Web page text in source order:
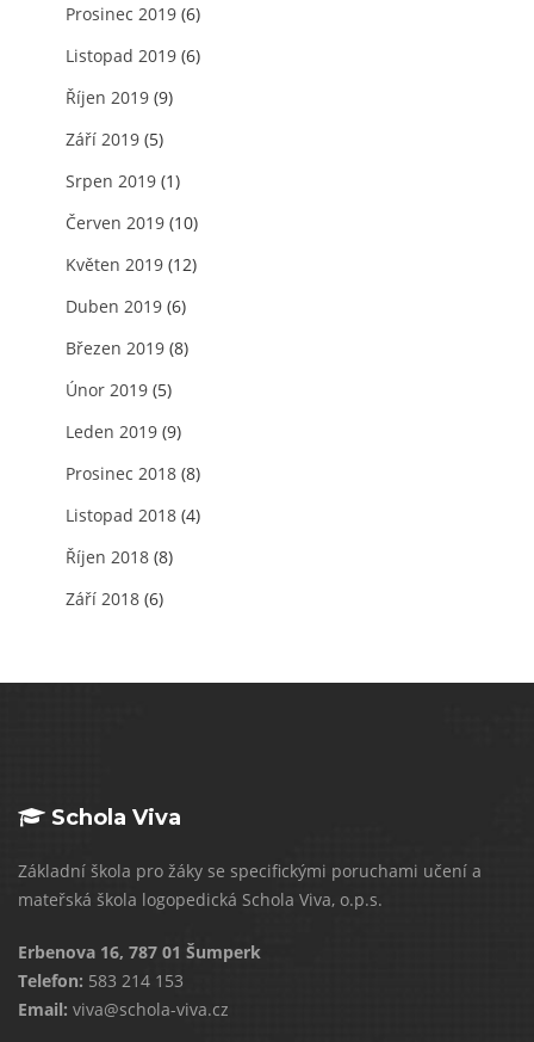
Prosinec 2019 (6)
Listopad 2019 (6)
Říjen 2019 (9)
Září 2019 (5)
Srpen 2019 (1)
Červen 2019 (10)
Květen 2019 (12)
Duben 2019 (6)
Březen 2019 (8)
Únor 2019 (5)
Leden 2019 (9)
Prosinec 2018 (8)
Listopad 2018 (4)
Říjen 2018 (8)
Září 2018 (6)
Schola Viva
Základní škola pro žáky se specifickými poruchami učení a
mateřská škola logopedická Schola Viva, o.p.s.
Erbenova 16, 787 01 Šumperk
Telefon: 583 214 153
Email: viva@schola-viva.cz